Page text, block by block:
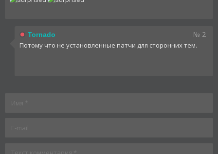
Tornado № 2
Потому что не установленные патчи для сторонних тем.